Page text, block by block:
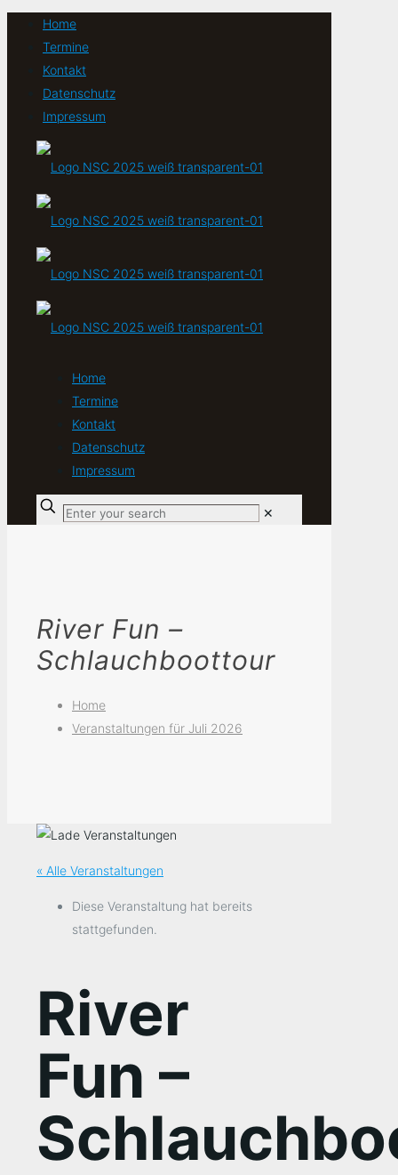
Home
Termine
Kontakt
Datenschutz
Impressum
Home
Termine
Kontakt
Datenschutz
Impressum
✕
River Fun –
Schlauchboottour
Home
Veranstaltungen für Juli 2026
« Alle Veranstaltungen
Diese Veranstaltung hat bereits
stattgefunden.
River
Fun –